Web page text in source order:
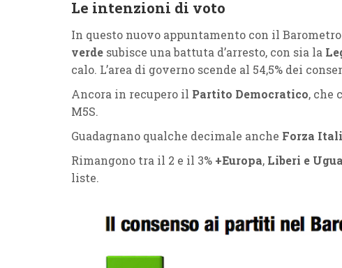
Le intenzioni di voto
In questo nuovo appuntamento con il
verde subisce una battuta d’arresto, con sia la
calo. L’area di governo scende al 54,5% dei
Ancora in recupero il Partito Democratico, che
M5S.
Guadagnano qualche decimale anche Forza
Rimangono tra il 2 e il 3% +Europa, Liberi e
liste.